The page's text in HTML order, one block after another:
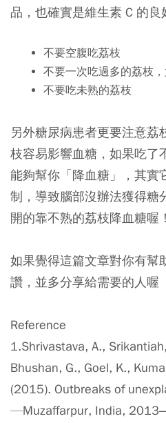
品，也確實是維生素 C 的良
不要空腹吃荔枝
不要一次吃過多的荔枝
不要吃未熟的荔枝
另外糖尿病患者更要注意荔
枝容易影響血糖，如果吃了
能夠幫你「降血糖」，其實
制，導致腦部沒辦法獲得糖
開的靠不熟的荔枝降血糖喔！
如果覺得這篇文章對你有幫
讚，並多分享給需要的人喔
Reference
1.Shrivastava, A.,
Bhushan, G., Goel, K.,
(2015). Outbreaks of
—Muzaffarpur, India,